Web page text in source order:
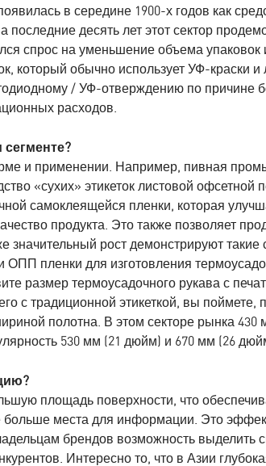
в середине 1900-х годов как
последние десять лет этот сектор
спрос на уменьшение объема упаковок
который обычно использует УФ-краски и
/ УФ-отверждению по причине
расходов.
сегменте?
и применении. Например, пивная
«сухих» этикеток листовой офсетной
самоклеящейся пленки, которая
продукта. Это также позволяет
значительный рост демонстрируют такие
пленки для изготовления
размер термоусадочного рукава с
с традиционной этикеткой, вы поймете,
полотна. В этом секторе рынка 430
530 мм (21 дюйм) и 670 мм (26
площадь поверхности, что
больше места для информации. Это
брендов возможность выделить
Интересно то, что в Азии